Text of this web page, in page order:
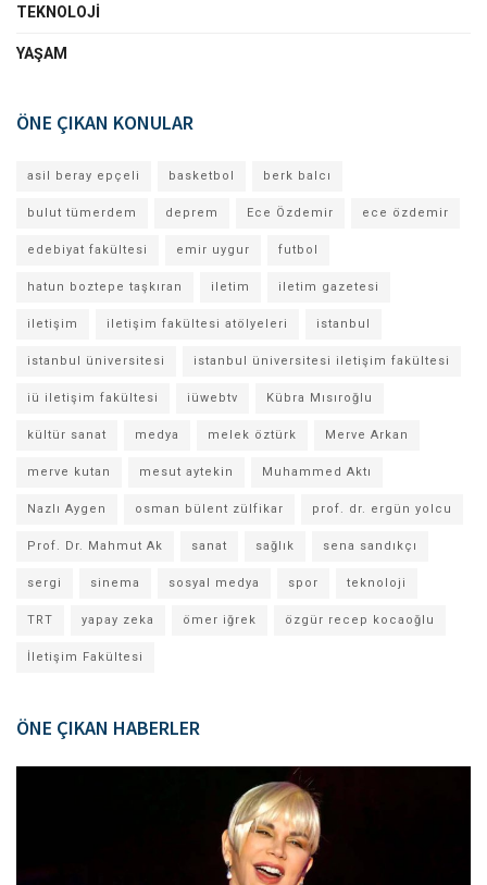
TEKNOLOJI
YAŞAM
ÖNE ÇIKAN KONULAR
asil beray epçeli basketbol berk balcı
bulut tümerdem deprem Ece Özdemir ece özdemir
edebiyat fakültesi emir uygur futbol
hatun boztepe taşkıran iletim iletim gazetesi
iletişim iletişim fakültesi atölyeleri istanbul
istanbul üniversitesi istanbul üniversitesi iletişim fakültesi
iü iletişim fakültesi iüwebtv Kübra Mısıroğlu
kültür sanat medya melek öztürk Merve Arkan
merve kutan mesut aytekin Muhammed Aktı
Nazlı Aygen osman bülent zülfikar prof. dr. ergün yolcu
Prof. Dr. Mahmut Ak sanat sağlık sena sandıkçı
sergi sinema sosyal medya spor teknoloji
TRT yapay zeka ömer iğrek özgür recep kocaoğlu
İletişim Fakültesi
ÖNE ÇIKAN HABERLER